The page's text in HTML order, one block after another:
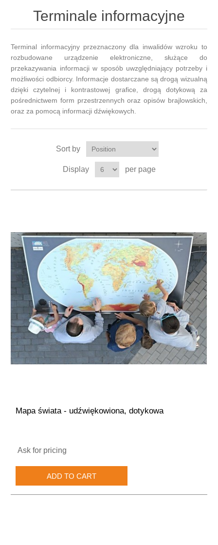
Terminale informacyjne
Terminal informacyjny przeznaczony dla inwalidów wzroku to
rozbudowane urządzenie elektroniczne, służące do
przekazywania informacji w sposób uwzględniający potrzeby i
możliwości odbiorcy. Informacje dostarczane są drogą wizualną
dzięki czytelnej i kontrastowej grafice, drogą dotykową za
pośrednictwem form przestrzennych oraz opisów brajlowskich,
oraz za pomocą informacji dźwiękowych.
Sort by
Display per page
Mapa świata - udźwiękowiona, dotykowa
Ask for pricing